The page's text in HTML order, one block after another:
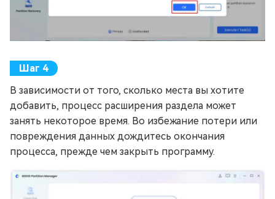
В зависимости от того, сколько места вы хотите
добавить, процесс расширения раздела может
занять некоторое время. Во избежание потери или
повреждения данных дождитесь окончания
процесса, прежде чем закрыть программу.